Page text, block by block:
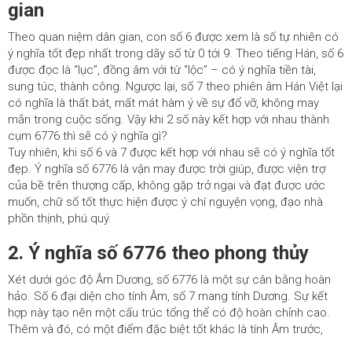
gian
Theo quan niệm dân gian, con số 6 được xem là số tự nhiên có
ý nghĩa tốt đẹp nhất trong dãy số từ 0 tới 9. Theo tiếng Hán, số 6
được đọc là “lục”, đồng âm với từ “lộc” – có ý nghĩa tiền tài,
sung túc, thành công. Ngược lại, số 7 theo phiên âm Hán Việt lại
có nghĩa là thất bát, mất mát hàm ý về sự đổ vỡ, không may
mắn trong cuộc sống. Vậy khi 2 số này kết hợp với nhau thành
cụm 6776 thì sẽ có ý nghĩa gì?
Tuy nhiên, khi số 6 và 7 được kết hợp với nhau sẽ có ý nghĩa tốt
đẹp. Ý nghĩa số 6776 là vận may được trời giúp, được viện trợ
của bề trên thượng cấp, không gặp trở ngại và đạt được ước
muốn, chữ số tốt thực hiện được ý chí nguyện vọng, đạo nhà
phồn thịnh, phú quý.
2. Ý nghĩa số 6776 theo phong thủy
Xét dưới góc độ Âm Dương, số 6776 là một sự cân bằng hoàn
hảo. Số 6 đại diện cho tính Âm, số 7 mang tính Dương. Sự kết
hợp này tạo nên một cấu trúc tổng thể có độ hoàn chỉnh cao.
Thêm và đó, có một điểm đặc biệt tốt khác là tính Âm trước,